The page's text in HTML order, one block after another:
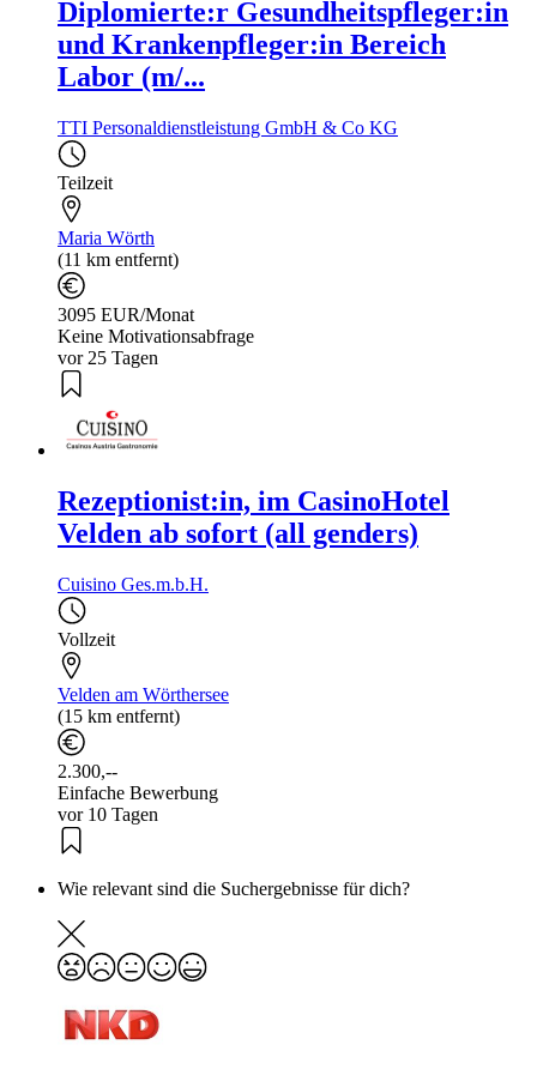
Diplomierte:r Gesundheitspfleger:in
und Krankenpfleger:in Bereich
Labor (m/...
TTI Personaldienstleistung GmbH & Co KG
Teilzeit
Maria Wörth
(11 km entfernt)
3095 EUR/Monat
Keine Motivationsabfrage
vor 25 Tagen
Rezeptionist:in, im CasinoHotel
Velden ab sofort (all genders)
Cuisino Ges.m.b.H.
Vollzeit
Velden am Wörthersee
(15 km entfernt)
2.300,--
Einfache Bewerbung
vor 10 Tagen
Wie relevant sind die Suchergebnisse für dich?